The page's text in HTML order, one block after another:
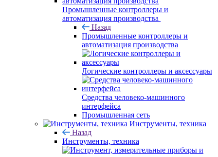
Промышленные контроллеры и
автоматизация производства
Назад
Промышленные контроллеры и
автоматизация производства
Логические контроллеры и аксессуары
Средства человеко-машинного
интерфейса
Промышленная сеть
Инструменты, техника
Назад
Инструменты, техника